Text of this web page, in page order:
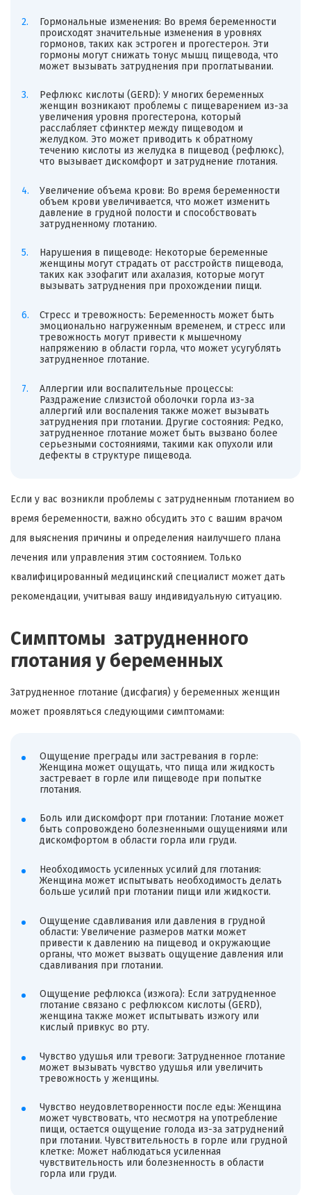
Гормональные изменения: Во время беременности
происходят значительные изменения в уровнях
гормонов, таких как эстроген и прогестерон. Эти
гормоны могут снижать тонус мышц пищевода, что
может вызывать затруднения при проглатывании.
Рефлюкс кислоты (GERD): У многих беременных
женщин возникают проблемы с пищеварением из-за
увеличения уровня прогестерона, который
расслабляет сфинктер между пищеводом и
желудком. Это может приводить к обратному
течению кислоты из желудка в пищевод (рефлюкс),
что вызывает дискомфорт и затруднение глотания.
Увеличение объема крови: Во время беременности
объем крови увеличивается, что может изменить
давление в грудной полости и способствовать
затрудненному глотанию.
Нарушения в пищеводе: Некоторые беременные
женщины могут страдать от расстройств пищевода,
таких как эзофагит или ахалазия, которые могут
вызывать затруднения при прохождении пищи.
Стресс и тревожность: Беременность может быть
эмоционально нагруженным временем, и стресс или
тревожность могут привести к мышечному
напряжению в области горла, что может усугублять
затрудненное глотание.
Аллергии или воспалительные процессы:
Раздражение слизистой оболочки горла из-за
аллергий или воспаления также может вызывать
затруднения при глотании. Другие состояния: Редко,
затрудненное глотание может быть вызвано более
серьезными состояниями, такими как опухоли или
дефекты в структуре пищевода.
Если у вас возникли проблемы с затрудненным глотанием во
время беременности, важно обсудить это с вашим врачом
для выяснения причины и определения наилучшего плана
лечения или управления этим состоянием. Только
квалифицированный медицинский специалист может дать
рекомендации, учитывая вашу индивидуальную ситуацию.
Симптомы затрудненного
глотания у беременных
Затрудненное глотание (дисфагия) у беременных женщин
может проявляться следующими симптомами:
Ощущение преграды или застревания в горле:
Женщина может ощущать, что пища или жидкость
застревает в горле или пищеводе при попытке
глотания.
Боль или дискомфорт при глотании: Глотание может
быть сопровождено болезненными ощущениями или
дискомфортом в области горла или груди.
Необходимость усиленных усилий для глотания:
Женщина может испытывать необходимость делать
больше усилий при глотании пищи или жидкости.
Ощущение сдавливания или давления в грудной
области: Увеличение размеров матки может
привести к давлению на пищевод и окружающие
органы, что может вызвать ощущение давления или
сдавливания при глотании.
Ощущение рефлюкса (изжога): Если затрудненное
глотание связано с рефлюксом кислоты (GERD),
женщина также может испытывать изжогу или
кислый привкус во рту.
Чувство удушья или тревоги: Затрудненное глотание
может вызывать чувство удушья или увеличить
тревожность у женщины.
Чувство неудовлетворенности после еды: Женщина
может чувствовать, что несмотря на употребление
пищи, остается ощущение голода из-за затруднений
при глотании. Чувствительность в горле или грудной
клетке: Может наблюдаться усиленная
чувствительность или болезненность в области
горла или груди.